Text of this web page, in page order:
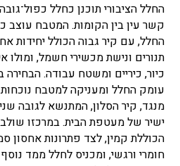
החלל הציבורי תוכנן כחלל
קשר עין בין הקומות. המטבח עוצב
החלל, עם קיר גבוה הכולל יחידות
תנורים ונישת מכשירי חשמל, ומולו
כיור, כיריים ומשטח עבודה.
עומק החלל ומעניקה למטבח נוכחות
מנגד, קיר הסלון, המתנשא לגובה
ישיר של מעטפת הבית. במרכזו
הכוללת קמין, לצד פתרונות אחסון
חומרי ורגשי, ומכניס לחלל ממד